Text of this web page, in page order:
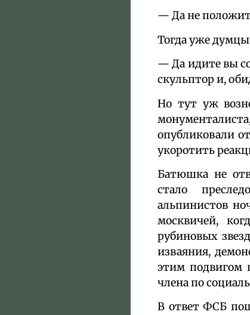
— Да не
Тогда уже думцы
— Да идите вы
скульптор и,
Но тут уж
опубликовали
укоротить
Батюшка не
стало
альпинистов
москвичей,
рубиновых
изваяния,
этим подвигом
члена по
В ответ ФСБ